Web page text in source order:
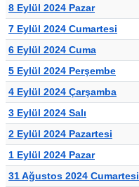
8 Eylül 2024 Pazar
7 Eylül 2024 Cumartesi
6 Eylül 2024 Cuma
5 Eylül 2024 Perşembe
4 Eylül 2024 Çarşamba
3 Eylül 2024 Salı
2 Eylül 2024 Pazartesi
1 Eylül 2024 Pazar
31 Ağustos 2024 Cumartesi